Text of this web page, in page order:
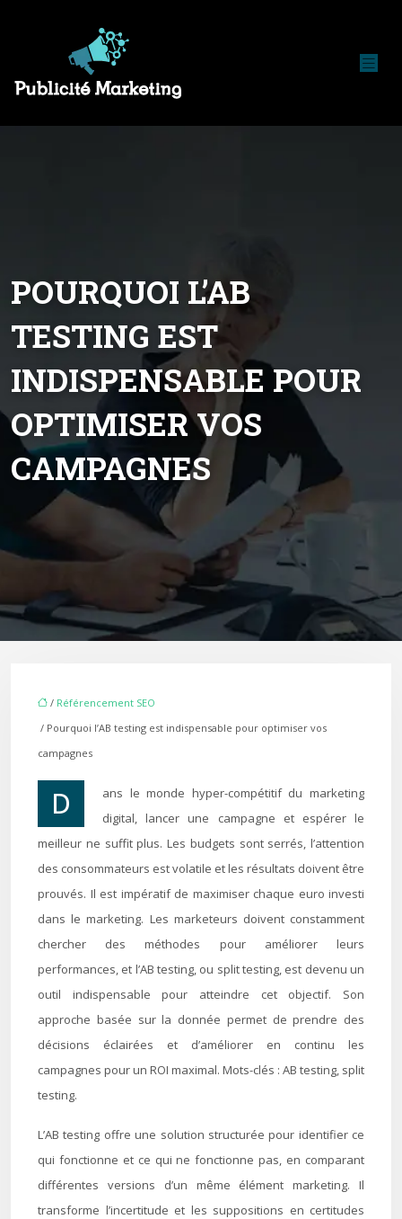
POURQUOI L’AB
TESTING EST
INDISPENSABLE POUR
OPTIMISER VOS
CAMPAGNES
/ Référencement SEO
/ Pourquoi l’AB testing est indispensable pour optimiser vos
campagnes
Dans le monde hyper-compétitif du marketing
digital, lancer une campagne et espérer le
meilleur ne suffit plus. Les budgets sont serrés, l’attention
des consommateurs est volatile et les résultats doivent être
prouvés. Il est impératif de maximiser chaque euro investi
dans le marketing. Les marketeurs doivent constamment
chercher des méthodes pour améliorer leurs
performances, et l’AB testing, ou split testing, est devenu un
outil indispensable pour atteindre cet objectif. Son
approche basée sur la donnée permet de prendre des
décisions éclairées et d’améliorer en continu les
campagnes pour un ROI maximal. Mots-clés : AB testing, split
testing.
L’AB testing offre une solution structurée pour identifier ce
qui fonctionne et ce qui ne fonctionne pas, en comparant
différentes versions d’un même élément marketing. Il
transforme l’incertitude et les suppositions en certitudes